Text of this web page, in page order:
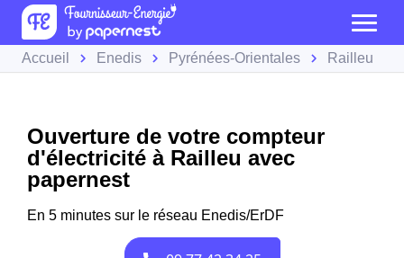
Accueil Enedis Pyrénées-Orientales Railleu